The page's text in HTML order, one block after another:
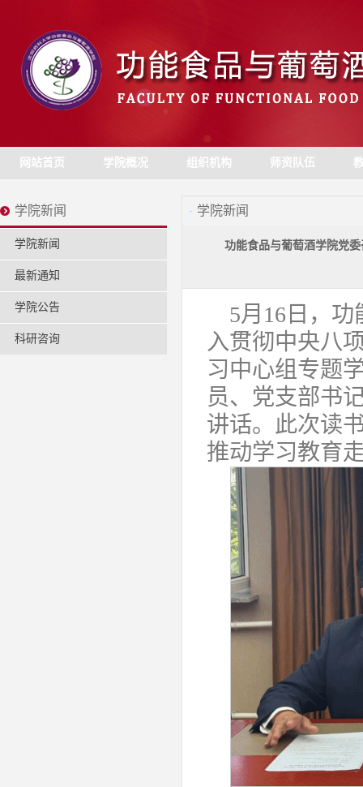
网站首页 学院概况 组织机构 师资队伍
学院新闻
学院新闻
最新通知
学院公告
科研咨询
学院新闻
功能食品与葡萄酒学院党
5月16日，
入贯彻中央八
习中心组专题
员、党支部书
讲话。此次读
推动学习教育